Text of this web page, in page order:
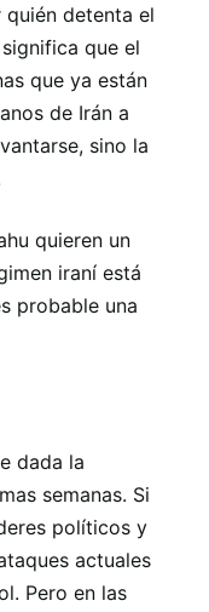
detenta el
que el
que ya están
de Irán a
sino la
quieren un
iraní está
probable una
dada la
semanas. Si
políticos y
actuales
Pero en las